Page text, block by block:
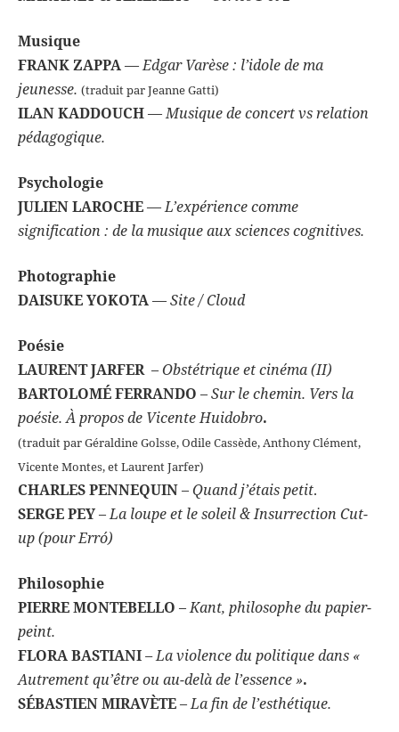
Musique
FRANK ZAPPA—Edgar Varèse : l’idole de ma
jeunesse. (traduit par Jeanne Gatti)
ILAN KADDOUCH—Musique de concert vs relation
pédagogique.
Psychologie
JULIEN LAROCHE—L’expérience comme
signification : de la musique aux sciences cognitives.
Photographie
DAISUKE YOKOTA—Site / Cloud
Poésie
LAURENT JARFER–Obstétrique et cinéma (II)
BARTOLOMÉ FERRANDO –Sur le chemin. Vers la
poésie. À propos de Vicente Huidobro.
(traduit par Géraldine Golsse, Odile Cassède, Anthony Clément,
Vicente Montes, et Laurent Jarfer)
CHARLES PENNEQUIN–Quand j’étais petit.
SERGE PEY–La loupe et le soleil & Insurrection Cut-
up (pour Erró)
Philosophie
PIERRE MONTEBELLO –Kant, philosophe du papier-
peint.
FLORA BASTIANI– La violence du politique dans «
Autrement qu’être ou au-delà de l’essence ».
SÉBASTIEN MIRAVÈTE–La fin de l’esthétique.